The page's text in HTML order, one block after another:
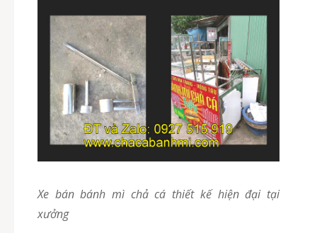
Xe bán bánh mì chả cá thiết kế hiện đại tại
xưởng